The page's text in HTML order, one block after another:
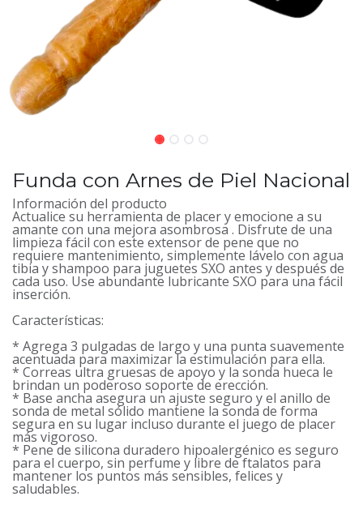
Funda con Arnes de Piel Nacional
Información del producto
Actualice su herramienta de placer y emocione a su
amante con una mejora asombrosa . Disfrute de una
limpieza fácil con este extensor de pene que no
requiere mantenimiento, simplemente lávelo con agua
tibia y shampoo para juguetes SXO antes y después de
cada uso. Use abundante lubricante SXO para una fácil
inserción.
Características:
* Agrega 3 pulgadas de largo y una punta suavemente
acentuada para maximizar la estimulación para ella.
* Correas ultra gruesas de apoyo y la sonda hueca le
brindan un poderoso soporte de erección.
* Base ancha asegura un ajuste seguro y el anillo de
sonda de metal sólido mantiene la sonda de forma
segura en su lugar incluso durante el juego de placer
más vigoroso.
* Pene de silicona duradero hipoalergénico es seguro
para el cuerpo, sin perfume y libre de ftalatos para
mantener los puntos más sensibles, felices y
saludables.